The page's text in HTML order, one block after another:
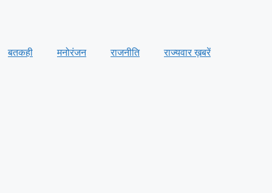
बतकही मनोरंजन राजनीति राज्यवार ख़बरें